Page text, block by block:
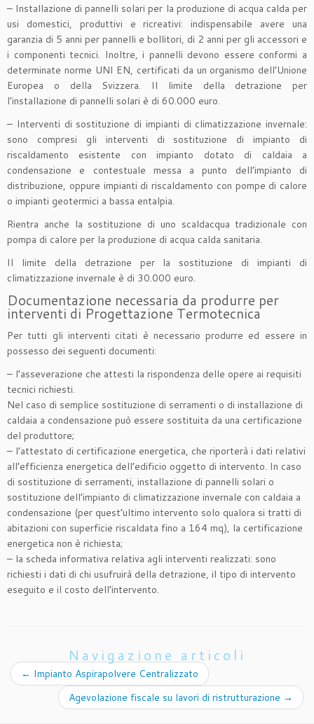
– Installazione di pannelli solari per la produzione di acqua calda per
usi domestici, produttivi e ricreativi: indispensabile avere una
garanzia di 5 anni per pannelli e bollitori, di 2 anni per gli accessori e
i componenti tecnici. Inoltre, i pannelli devono essere conformi a
determinate norme UNI EN, certificati da un organismo dell’Unione
Europea o della Svizzera. Il limite della detrazione per
l’installazione di pannelli solari è di 60.000 euro.
– Interventi di sostituzione di impianti di climatizzazione invernale:
sono compresi gli interventi di sostituzione di impianto di
riscaldamento esistente con impianto dotato di caldaia a
condensazione e contestuale messa a punto dell’impianto di
distribuzione, oppure impianti di riscaldamento con pompe di calore
o impianti geotermici a bassa entalpia.
Rientra anche la sostituzione di uno scaldacqua tradizionale con
pompa di calore per la produzione di acqua calda sanitaria.
Il limite della detrazione per la sostituzione di impianti di
climatizzazione invernale è di 30.000 euro.
Documentazione necessaria da produrre per
interventi di Progettazione Termotecnica
Per tutti gli interventi citati è necessario produrre ed essere in
possesso dei seguenti documenti:
– l’asseverazione che attesti la rispondenza delle opere ai requisiti
tecnici richiesti.
Nel caso di semplice sostituzione di serramenti o di installazione di
caldaia a condensazione può essere sostituita da una certificazione
del produttore;
– l’attestato di certificazione energetica, che riporterà i dati relativi
all’efficienza energetica dell’edificio oggetto di intervento. In caso
di sostituzione di serramenti, installazione di pannelli solari o
sostituzione dell’impianto di climatizzazione invernale con caldaia a
condensazione (per quest’ultimo intervento solo qualora si tratti di
abitazioni con superficie riscaldata fino a 164 mq), la certificazione
energetica non è richiesta;
– la scheda informativa relativa agli interventi realizzati: sono
richiesti i dati di chi usufruirà della detrazione, il tipo di intervento
eseguito e il costo dell’intervento.
Navigazione articoli
← Impianto Aspirapolvere Centralizzato
Agevolazione fiscale su lavori di ristrutturazione →